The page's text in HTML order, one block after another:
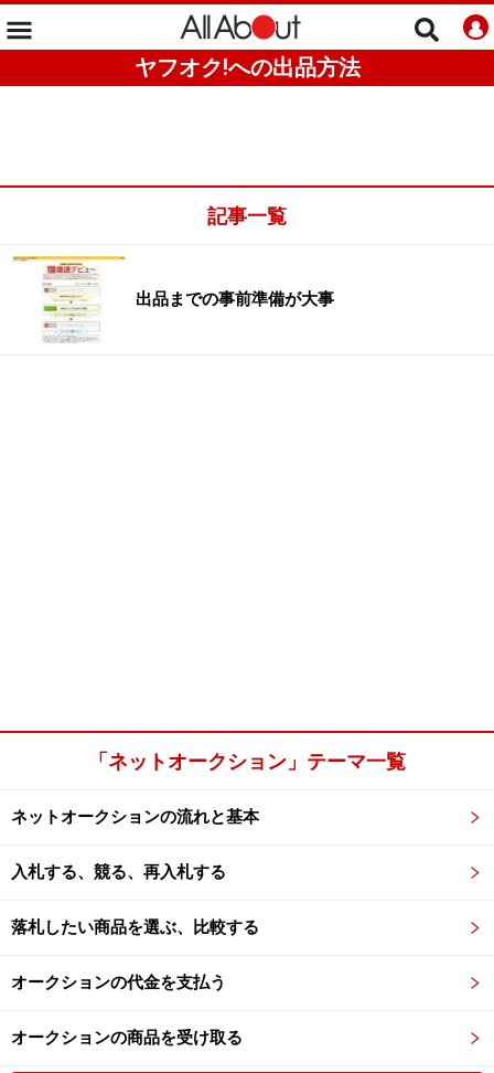
ヤフオク!への出品方法
記事一覧
出品までの事前準備が大事
「ネットオークション」テーマ一覧
ネットオークションの流れと基本
入札する、競る、再入札する
落札したい商品を選ぶ、比較する
オークションの代金を支払う
オークションの商品を受け取る